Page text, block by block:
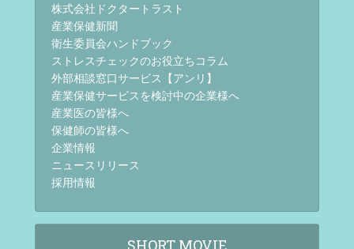
株式会社ドクタートラスト
産業保健新聞
衛生委員会ハンドブック
ストレスチェックのお役立ちコラム
外部相談窓口サービス【アンリ】
産業保健サービスを検討中の企業様へ
産業医の皆様へ
保健師の皆様へ
企業情報
ニュースリリース
採用情報
SHORT MOVIE